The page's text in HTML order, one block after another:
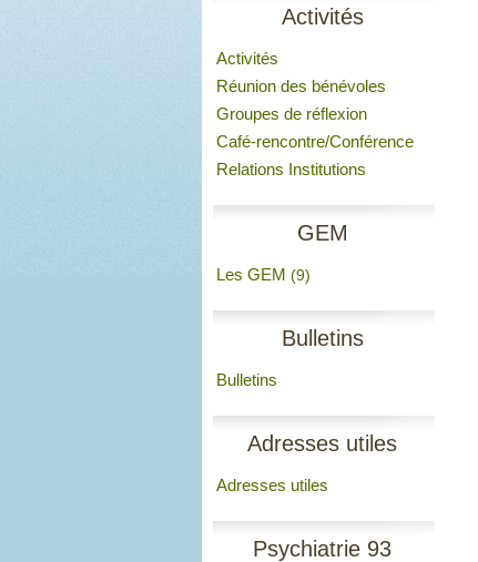
Activités
Activités
Réunion des bénévoles
Groupes de réflexion
Café-rencontre/Conférence
Relations Institutions
GEM
Les GEM (9)
Bulletins
Bulletins
Adresses utiles
Adresses utiles
Psychiatrie 93